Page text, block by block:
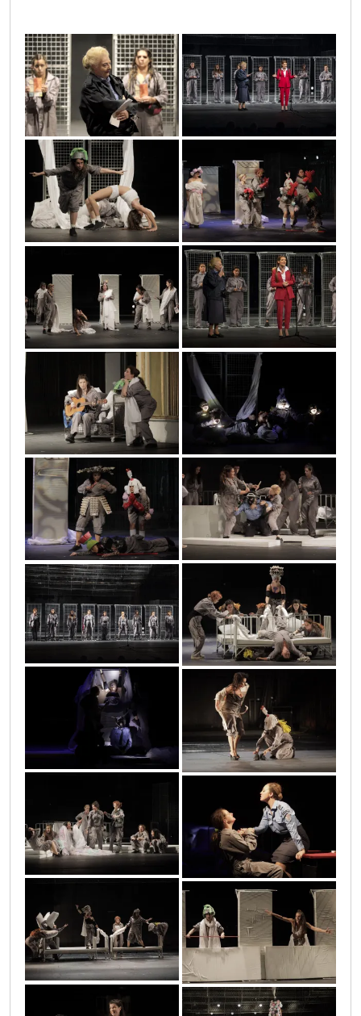
san_letnje_6 dsc3682
0o3a1800
0o3a0897
dsc3681
0o3a0103
0o3a0739
0o3a0261
0o3a1234
0o3a1793
0o3a0466
dsc3680
0o3a1534 0o3a0364
0o3a1324 0o3a1126
0o3a0413 0o3a0163